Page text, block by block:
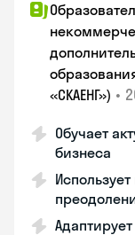
«СКАЕНГ») •
Обучает
бизнеса